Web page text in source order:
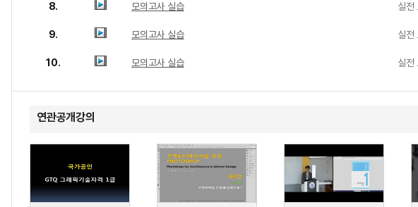
8. 모의고사 실습 실전
9. 모의고사 실습 실전
10. 모의고사 실습 실전
연관공개강의